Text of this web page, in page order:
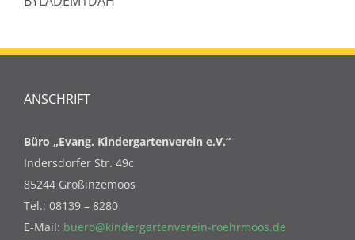
ANSCHRIFT
Büro „Evang. Kindergartenverein e.V.“
Indersdorfer Str. 49c
85244 Großinzemoos
Tel.: 08139 – 8280
E-Mail: buero@kindergartenverein-roehrmoos.de